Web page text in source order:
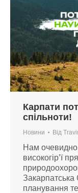
Карпати
спільноти!
Новини Від
Нам очевидно,
високогір’ї
планування